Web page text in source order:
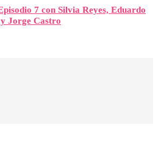
7 con Silvia Reyes, Eduardo
Jorge Castro